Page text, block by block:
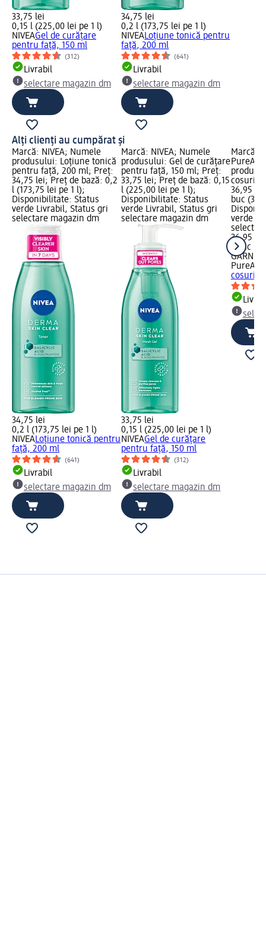
33,75 lei
0,15 l (225,00 lei pe 1 l)
NIVEAGel de curățare
pentru față, 150 ml
(312)
Livrabil
selectare magazin dm
34,75 lei
0,2 l (173,75 lei pe 1 l)
NIVEALoțiune tonică pentru
față, 200 ml
(641)
Livrabil
selectare magazin dm
Alți clienți au cumpărat și
Marcă: NIVEA; Numele
produsului: Loțiune tonică
pentru față, 200 ml; Preț:
34,75 lei; Preț de bază: 0,2
l (173,75 lei pe 1 l);
Disponibilitate: Status
verde Livrabil, Status gri
selectare magazin dm
34,75 lei
0,2 l (173,75 lei pe 1 l)
NIVEALoțiune tonică pentru
față, 200 ml
(641)
Livrabil
selectare magazin dm
Marcă: NIVEA; Numele
produsului: Gel de curățare
pentru față, 150 ml; Preț:
33,75 lei; Preț de bază: 0,15
l (225,00 lei pe 1 l);
Disponibilitate: Status
verde Livrabil, Status gri
selectare magazin dm
33,75 lei
0,15 l (225,00 lei pe 1 l)
NIVEAGel de curățare
pentru față, 150 ml
(312)
Livrabil
selectare magazin dm
Marcă:
cosuri,
36,95
buc
verde
36,95 lei
1 buc
GARNIER
cosuri,